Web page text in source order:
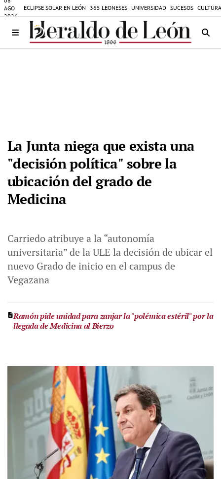
AGO
2026
ECLIPSE SOLAR EN LEÓN 365 LEONESES UNIVERSIDAD SUCESOS
La Junta niega que exista una
"decisión política" sobre la
ubicación del grado de
Medicina
Carriedo atribuye a la “autonomía
universitaria” de la ULE la decisión de ubicar el
nuevo Grado de inicio en el campus de
Vegazana
Ramón pide unidad para zanjar la "polémica estéril" por la
llegada de Medicina al Bierzo